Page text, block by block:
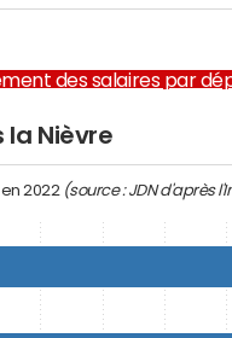
des salaires par
la Nièvre
2022 (source : JDN d'après